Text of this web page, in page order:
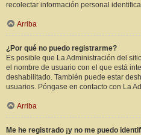
recolectar información personal
Arriba
¿Por qué no puedo registrarme?
Es posible que La Administración del
el nombre de usuario con el que está
deshabilitado. También puede estar
usuarios. Póngase en contacto con La
Arriba
Me he registrado ¡y no me puedo